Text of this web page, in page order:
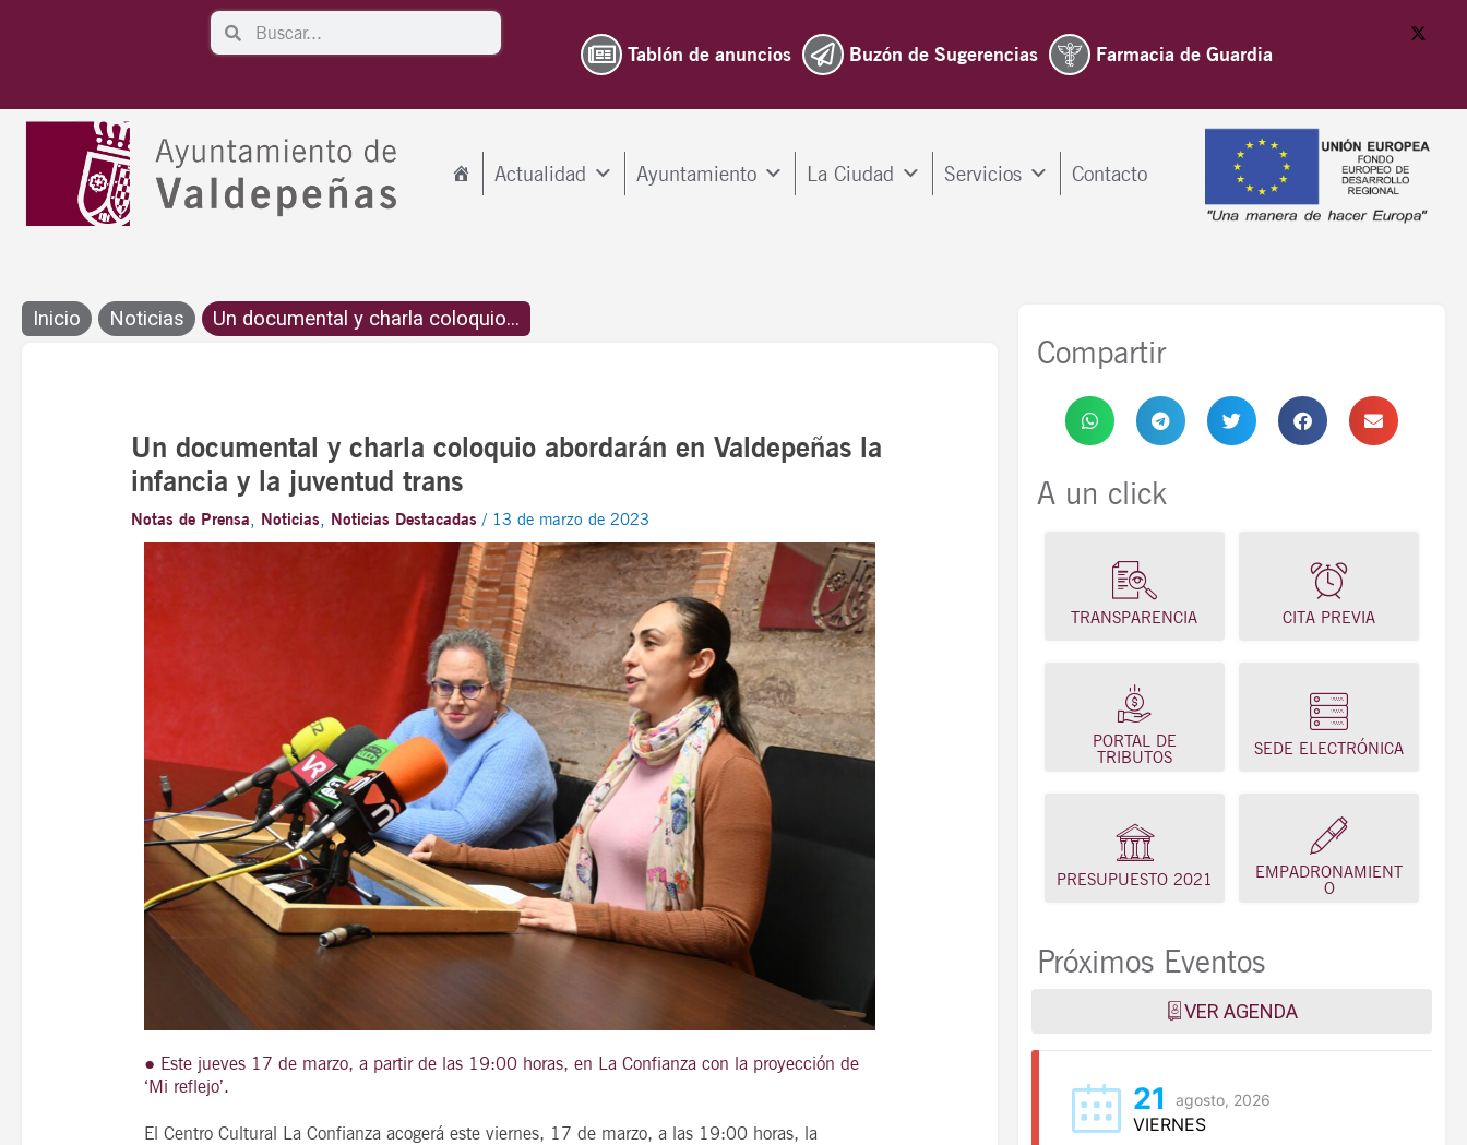
SearchSearch
Tablón de anuncios Buzón de Sugerencias Farmacia de Guardia
Actualidad Ayuntamiento La Ciudad Servicios Contacto
Inicio Noticias Un documental y charla coloquio...
Un documental y charla coloquio abordarán en Valdepeñas la
infancia y la juventud trans
Notas de Prensa, Noticias, Noticias Destacadas / 13 de marzo de 2023
● Este jueves 17 de marzo, a partir de las 19:00 horas, en La Confianza con la proyección de
‘Mi reflejo’.
El Centro Cultural La Confianza acogerá este viernes, 17 de marzo, a las 19:00 horas, la
Compartir
A un click
TRANSPARENCIA CITA PREVIA
PORTAL DE
TRIBUTOS
SEDE ELECTRÓNICA
PRESUPUESTO 2021
EMPADRONAMIENT
O
Próximos Eventos
VER AGENDA
VIERNES VIERNES
21 agosto, 2026
VIERNES